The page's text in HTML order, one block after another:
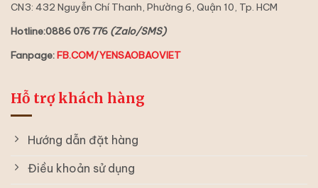
CN3: 432 Nguyễn Chí Thanh, Phường 6, Quận 10, Tp. HCM
Hotline:0886 076 776 (Zalo/SMS)
Fanpage:FB.COM/YENSAOBAOVIET
Hỗ trợ khách hàng
Hướng dẫn đặt hàng
Điều khoản sử dụng